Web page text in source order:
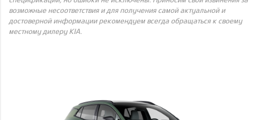
возможные несоответствия и для получения самой актуальной и
достоверной информации рекомендуем всегда обращаться к своему
местному дилеру KIA.